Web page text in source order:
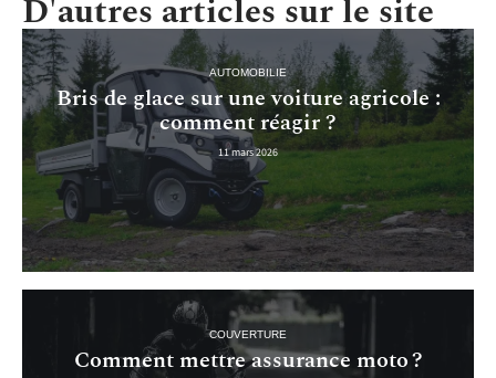
D'autres articles sur le site
AUTOMOBILIE
Bris de glace sur une voiture agricole :
comment réagir ?
11 mars 2026
COUVERTURE
Comment mettre assurance moto ?